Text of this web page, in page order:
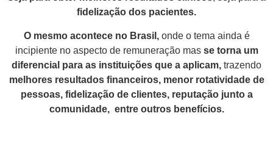
fidelização dos pacientes.
O mesmo acontece no Brasil,onde o tema ainda é
incipiente no aspecto de remuneração mas se torna um
diferencial para as instituições que a aplicam, trazendo
melhores resultados financeiros, menor rotatividade de
pessoas, fidelização de clientes, reputação junto a
comunidade, entre outros benefícios.